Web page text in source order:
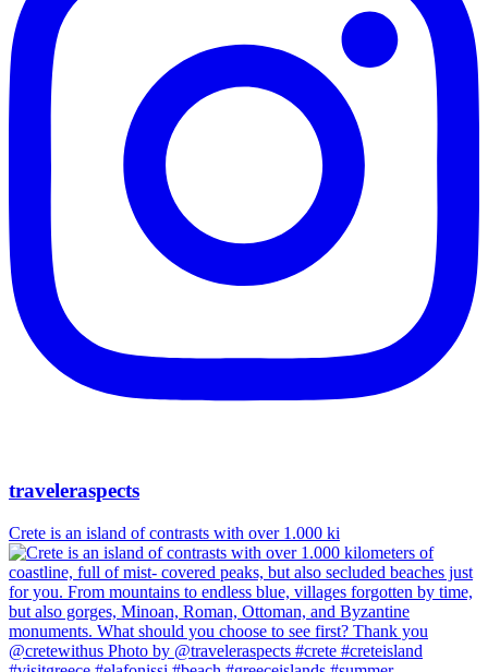
traveleraspects
Crete is an island of contrasts with over 1.000 ki